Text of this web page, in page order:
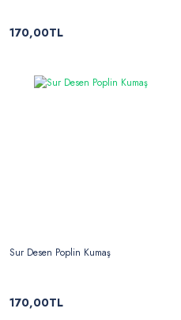
170,00TL
Sur Desen Poplin Kumaş
170,00TL